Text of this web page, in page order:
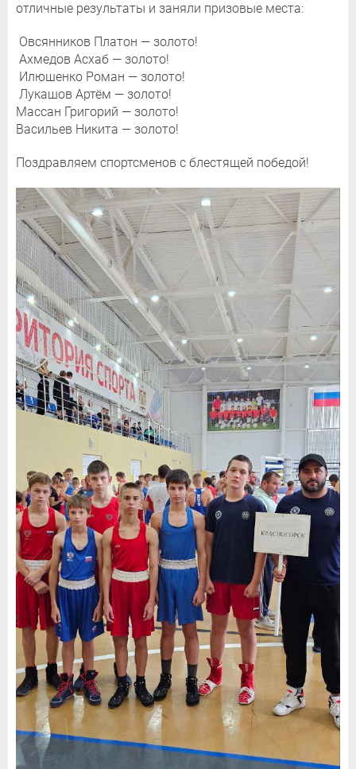
отличные результаты и заняли призовые места:
Овсянников Платон — золото!
Ахмедов Асхаб — золото!
Илюшенко Роман — золото!
Лукашов Артём — золото!
Массан Григорий — золото!
Васильев Никита — золото!
Поздравляем спортсменов с блестящей победой!